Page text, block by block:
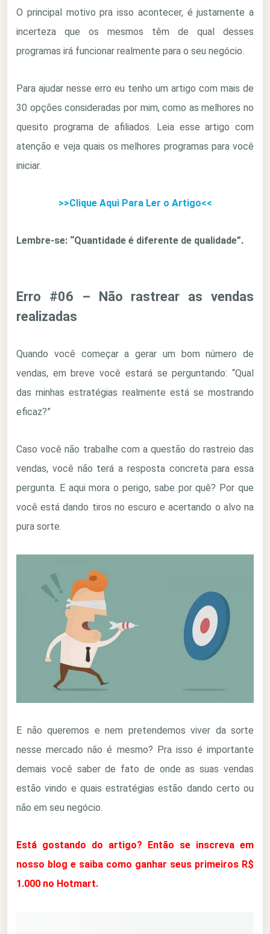
O principal motivo pra isso acontecer, é justamente a
incerteza que os mesmos têm de qual desses
programas irá funcionar realmente para o seu negócio.
Para ajudar nesse erro eu tenho um artigo com mais de
30 opções consideradas por mim, como as melhores no
quesito programa de afiliados. Leia esse artigo com
atenção e veja quais os melhores programas para você
iniciar.
>>Clique Aqui Para Ler o Artigo<<
Lembre-se: “Quantidade é diferente de qualidade”.
Erro #06 – Não rastrear as vendas
realizadas
Quando você começar a gerar um bom número de
vendas, em breve você estará se perguntando: “Qual
das minhas estratégias realmente está se mostrando
eficaz?”
Caso você não trabalhe com a questão do rastreio das
vendas, você não terá a resposta concreta para essa
pergunta. E aqui mora o perigo, sabe por quê? Por que
você está dando tiros no escuro e acertando o alvo na
pura sorte.
E não queremos e nem pretendemos viver da sorte
nesse mercado não é mesmo? Pra isso é importante
demais você saber de fato de onde as suas vendas
estão vindo e quais estratégias estão dando certo ou
não em seu negócio.
Está gostando do artigo? Então se inscreva em
nosso blog e saiba como ganhar seus primeiros R$
1.000 no Hotmart.